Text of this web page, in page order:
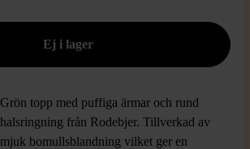
Grön topp med puffiga ärmar och rund
halsringning från Rodebjer. Tillverkad av
mjuk bomullsblandning vilket ger en